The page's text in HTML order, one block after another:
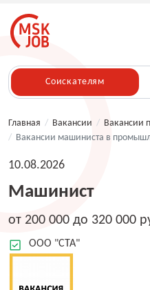
Соискателям
Главная / Вакансии / Вакансии
/ Вакансии машиниста в
Машинист
10.08.2026
от 200 000 до 320 000
ООО "СТА"